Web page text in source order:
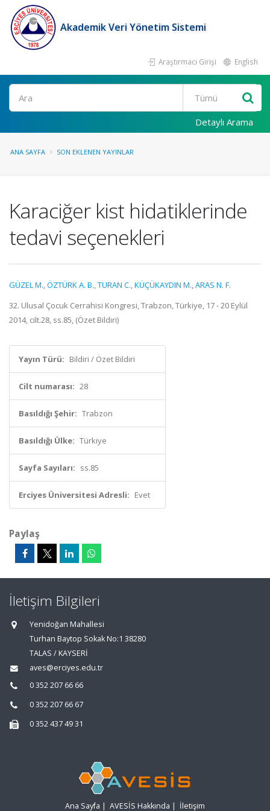
Akademik Veri Yönetim Sistemi
Araştırmacı Girişi English
Ara
Detaylı Arama
ANA SAYFA SON EKLENEN YAYINLAR
Karaciğer kist hidatiklerinde
tedavi seçenekleri
GÜZEL M.,ÖZTÜRK A. B.,TURAN C.,KÜÇÜKAYDIN M.,ARAS N. F.
32. Ulusal Çocuk Cerrahisi Kongresi, Trabzon, Türkiye, 17 - 20 Eylül
2014, cilt.28, ss.85, (Özet Bildiri)
Yayın Türü: Bildiri / Özet Bildiri
Cilt numarası: 28
Basıldığı Şehir: Trabzon
Basıldığı Ülke: Türkiye
Sayfa Sayıları: ss.85
Erciyes Üniversitesi Adresli: Evet
Paylaş
İletişim Bilgileri
Yenidoğan Mahallesi
Turhan Baytop Sokak No:1 38280
TALAS / KAYSERİ
aves@erciyes.edu.tr
0 352 207 66 66
0 352 207 66 67
0 352 437 49 31
Ana Sayfa | AVESİS Hakkında | İletişim